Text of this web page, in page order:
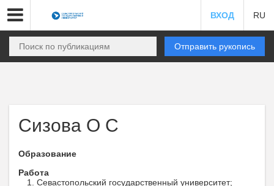
ВХОД RU
Отправить рукопись
Сизова О С
Образование
Работа
Севастопольский государственный университет;